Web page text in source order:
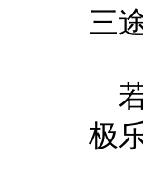
三
若
极